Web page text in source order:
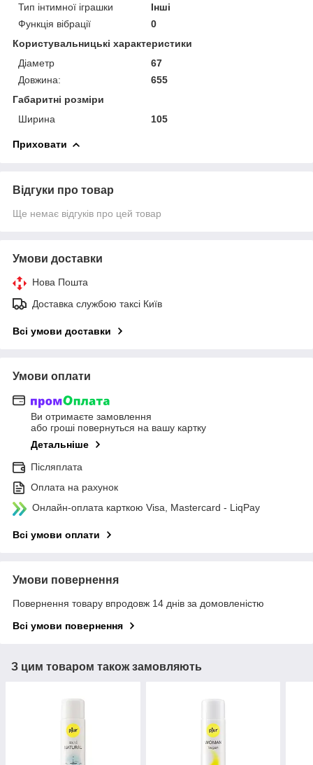
Тип інтимної іграшки
Інші
Функція вібрації
0
Користувальницькі характеристики
Діаметр
67
Довжина:
655
Габаритні розміри
Ширина
105
Приховати
Відгуки про товар
Ще немає відгуків про цей товар
Умови доставки
Нова Пошта
Доставка службою таксі Київ
Всі умови доставки
Умови оплати
Ви отримаєте замовлення
або гроші повернуться на вашу картку
Детальніше
Післяплата
Оплата на рахунок
Онлайн-оплата карткою Visa, Mastercard - LiqPay
Всі умови оплати
Умови повернення
Повернення товару впродовж 14 днів за домовленістю
Всі умови повернення
З цим товаром також замовляють